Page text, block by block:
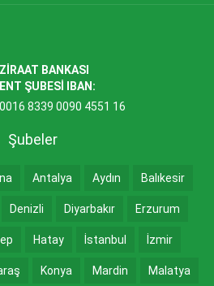
BANKASI
ŞUBESİ IBAN:
8339 0090 4551 16
Şubeler
Antalya Aydın Balıkesir
Denizli Diyarbakır Erzurum
Hatay İstanbul İzmir
Konya Mardin Malatya